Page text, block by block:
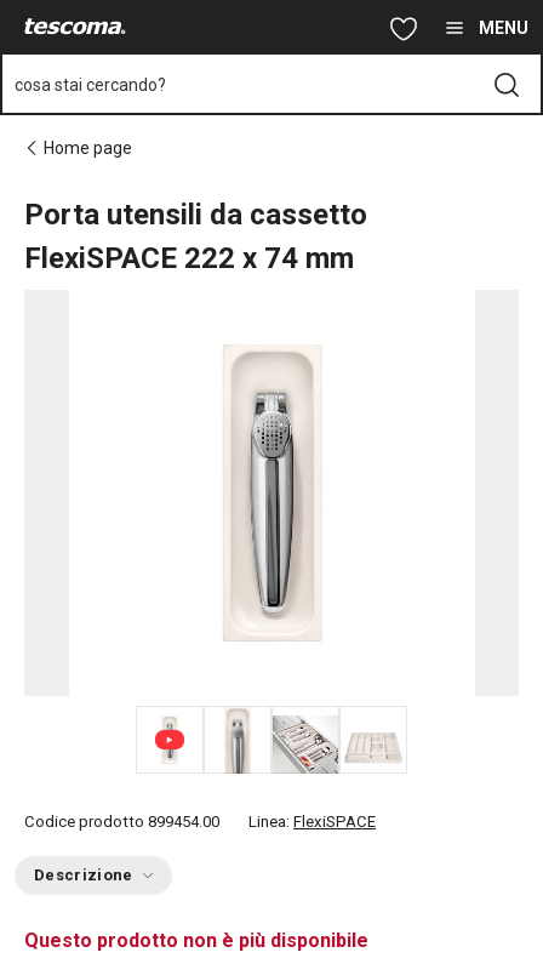
Vai al contenuto principale MENU
cosa stai cercando?
Home page
Porta utensili da cassetto
FlexiSPACE 222 x 74 mm
Codice prodotto 899454.00 Linea: FlexiSPACE
Descrizione
Questo prodotto non è più disponibile